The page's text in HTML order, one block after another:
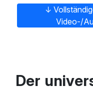
↓
Video-/
Der